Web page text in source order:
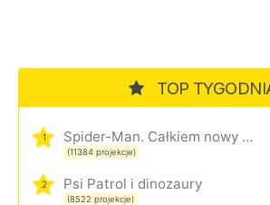
TOP
1 Spider-Man. Całkiem nowy dzień
(11384 projekcje)
2 Psi Patrol i dinozaury
(8522 projekcje)